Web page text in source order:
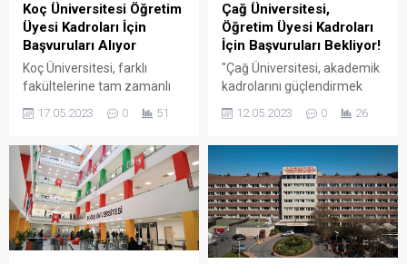
Koç Üniversitesi Öğretim
Üyesi Kadroları İçin
Başvuruları Alıyor
Koç Üniversitesi, farklı
fakültelerine tam zamanlı
öğretim üyeleri almak üzere
başvuruları kabul etmeye
genel ve özel koşulları
sağlamaları gerekiyor.
17.05.2023 0 51
Çağ Üniversitesi,
Öğretim Üyesi Kadroları
İçin Başvuruları Bekliyor!
"Çağ Üniversitesi, akademik
kadrolarını güçlendirmek
adına Profesör, Doçent ve
Doktor Öğretim Üyesi
başlattı. Detaylar
Haberimizde...
12.05.2023 0 26